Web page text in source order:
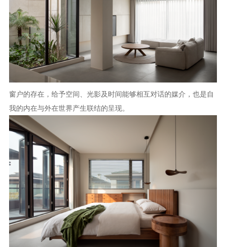
窗户的存在，给予空间、光影及时间能够相互对话的媒介，也是自
我的内在与外在世界产生联结的呈现。